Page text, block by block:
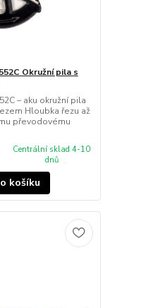
Okružní pila s
– aku okružní pila
Hloubka řezu až
převodovému
Centrální sklad 4-10
dnů
košíku